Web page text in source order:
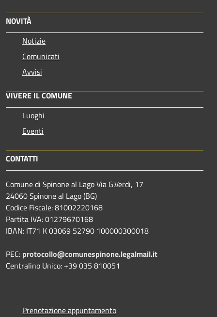
NOVITÀ
Notizie
Comunicati
Avvisi
VIVERE IL COMUNE
Luoghi
Eventi
CONTATTI
Comune di Spinone al Lago Via G.Verdi, 17
24060 Spinone al Lago (BG)
Codice Fiscale: 81002220168
Partita IVA: 01279670168
IBAN: IT71 K 03069 52790 100000300018
PEC: protocollo@comunespinone.legalmail.it
Centralino Unico: +39 035 810051
Prenotazione appuntamento